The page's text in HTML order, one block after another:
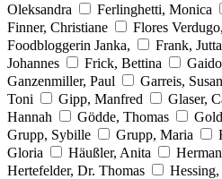
Oleksandra
Ferlinghetti, Monica
Finner, Christiane
Flores
Foodbloggerin Janka,
Frank, Jutta
Johannes
Frick, Bettina
Ganzenmiller, Paul
Garreis,
Toni
Gipp, Manfred Glaser,
Hannah
Gödde, Thomas
Grupp, Sybille
Grupp, Maria
Gloria
Häußler, Anita
Hertefelder, Dr. Thomas